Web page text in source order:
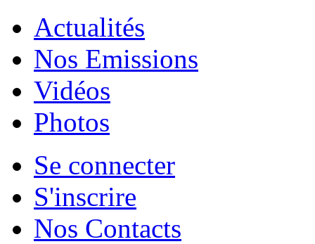
Actualités
Nos Emissions
Vidéos
Photos
Se connecter
S'inscrire
Nos Contacts